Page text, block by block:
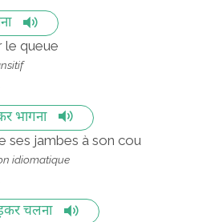
le queue
भागना
ses jambes à son cou
idiomatique
चलना